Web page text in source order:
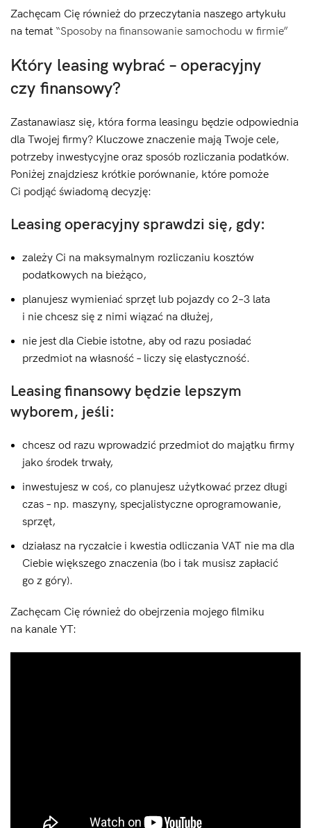
Zachęcam Cię również do przeczytania naszego artykułu
na temat “Sposoby na finansowanie samochodu w firmie”
Który leasing wybrać – operacyjny
czy finansowy?
Zastanawiasz się, która forma leasingu będzie odpowiednia
dla Twojej firmy? Kluczowe znaczenie mają Twoje cele,
potrzeby inwestycyjne oraz sposób rozliczania podatków.
Poniżej znajdziesz krótkie porównanie, które pomoże
Ci podjąć świadomą decyzję:
Leasing operacyjny sprawdzi się, gdy:
zależy Ci na maksymalnym rozliczaniu kosztów
podatkowych na bieżąco,
planujesz wymieniać sprzęt lub pojazdy co 2–3 lata
i nie chcesz się z nimi wiązać na dłużej,
nie jest dla Ciebie istotne, aby od razu posiadać
przedmiot na własność – liczy się elastyczność.
Leasing finansowy będzie lepszym
wyborem, jeśli:
chcesz od razu wprowadzić przedmiot do majątku firmy
jako środek trwały,
inwestujesz w coś, co planujesz użytkować przez długi
czas – np. maszyny, specjalistyczne oprogramowanie,
sprzęt,
działasz na ryczałcie i kwestia odliczania VAT nie ma dla
Ciebie większego znaczenia (bo i tak musisz zapłacić
go z góry).
Zachęcam Cię również do obejrzenia mojego filmiku
na kanale YT: